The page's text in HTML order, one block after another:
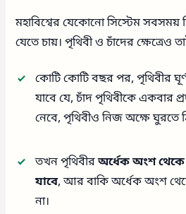
মহাবিশ্বের যেকোনো সিস্টেম সবসময়
যেতে চায়। পৃথিবী ও চাঁদের ক্ষেত্রেও
কোটি কোটি বছর পর, পৃথিবীর
যাবে যে, চাঁদ পৃথিবীকে একবার
নেবে, পৃথিবীও নিজ অক্ষে ঘুরতে
তখন পৃথিবীরঅর্ধেক অংশ
যাবে, আর বাকি অর্ধেক অংশ
না।